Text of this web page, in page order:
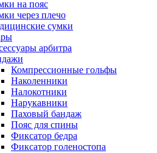
на пояс
через плечо
сумки
арбитра
Компрессионные гольфы
Наколенники
Налокотники
Нарукавники
Паховый бандаж
Пояс для спины
Фиксатор бедра
Фиксатор голеностопа